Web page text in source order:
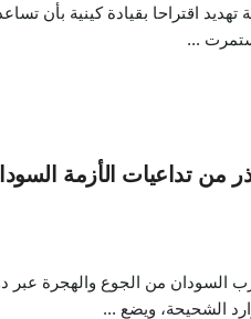
اقتراحا بقيادة كينية بأن
...
من تداعيات الأزمة
لحرب السودان من الجوع والهجرة
الشحيحة، ويضع ...